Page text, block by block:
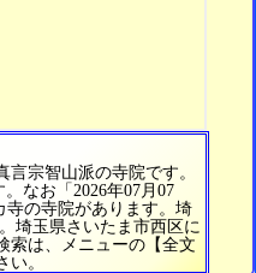
宗智山派の寺院です。
なお「2026年07月07
寺の寺院があります。埼
埼玉県さいたま市西区に
索は、メニューの【全文
。